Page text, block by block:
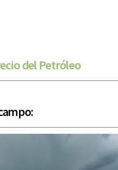
del Petróleo